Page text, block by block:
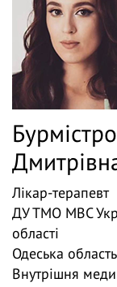
Лікар-терапевт
ДУ ТМО МВС
області
Одеська область
Внутрішня